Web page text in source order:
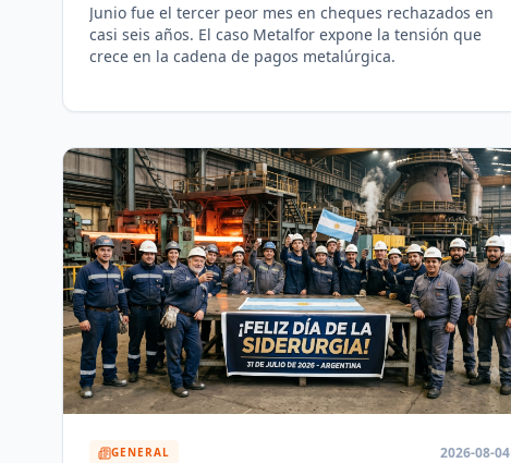
Junio fue el tercer peor mes en cheques rechazados en
casi seis años. El caso Metalfor expone la tensión que
crece en la cadena de pagos metalúrgica.
GENERAL 2026-08-04